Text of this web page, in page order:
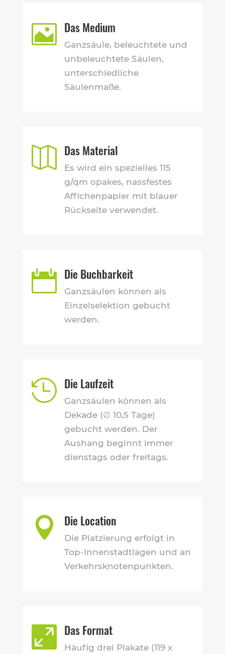
 Das Medium
Ganzsäule, beleuchtete und
unbeleuchtete Säulen,
unterschiedliche
Säulenmaße.
 Das Material
Es wird ein spezielles 115
g/qm opakes, nassfestes
Affichenpapier mit blauer
Rückseite verwendet.
 Die Buchbarkeit
Ganzsäulen können als
Einzelselektion gebucht
werden.
 Die Laufzeit
Ganzsäulen können als
Dekade (∅ 10,5 Tage)
gebucht werden. Der
Aushang beginnt immer
dienstags oder freitags.
 Die Location
Die Platzierung erfolgt in
Top-Innenstadtlagen und an
Verkehrsknotenpunkten.
 Das Format
Häufig drei Plakate (119 x